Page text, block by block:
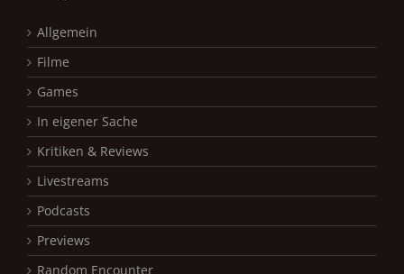
Allgemein
Filme
Games
In eigener Sache
Kritiken & Reviews
Livestreams
Podcasts
Previews
Random Encounter